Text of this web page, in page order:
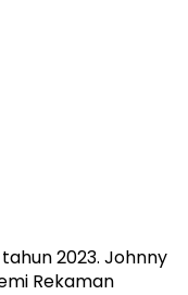
2023. Johnny
Rekaman